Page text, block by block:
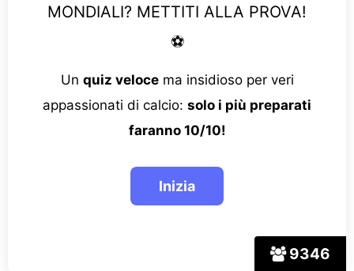
9346
MONDIALI? METTITI ALLA PROVA!
⚽
Un quiz velocema insidioso per veri
appassionati di calcio: solo i più preparati
faranno 10/10!